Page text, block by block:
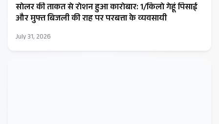
सोलर की ताकत से रोशन हुआ कारोबार: ₹1/किलो गेहूं पिसाई
और मुफ्त बिजली की राह पर परबत्ता के व्यवसायी
July 31, 2026